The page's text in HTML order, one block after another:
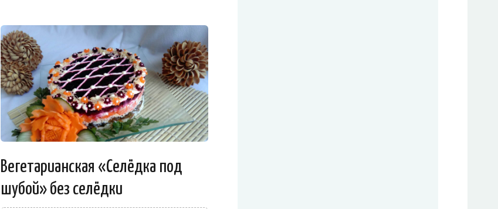
Вегетарианская «Селёдка под
шубой» без селёдки